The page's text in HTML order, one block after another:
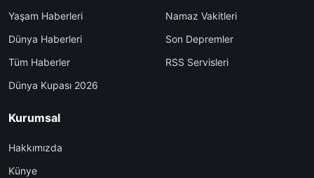
Yaşam Haberleri
Dünya Haberleri
Tüm Haberler
Dünya Kupası 2026
Namaz Vakitleri
Son Depremler
RSS Servisleri
Kurumsal
Hakkımızda
Künye